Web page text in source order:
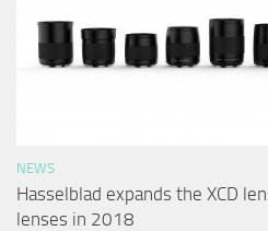
NEWS
Hasselblad expands the XCD
lenses in 2018